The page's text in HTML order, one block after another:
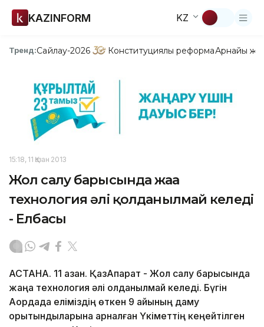
KAZINFORM KZ
Тренд:Сайлау-2026 Конституциялық реформаАрнайы
15:18, 11 Қазан 2013
Жол салу барысында жаңа
технология әлі қолданылмай келеді
- Елбасы
АСТАНА. 11 қазан. ҚазАқпарат - Жол салу барысында
жаңа технология әлі қолданылмай келеді. Бүгін
Ақордада еліміздің өткен 9 айының даму
қорытындыларына арналған Үкіметтің кеңейтілген